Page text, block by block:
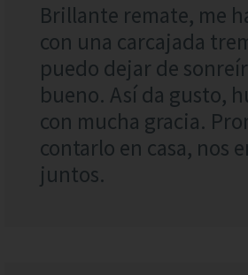
Brillante remate, me
con una carcajada
puedo dejar de
bueno. Así da gusto,
con mucha gracia.
contarlo en casa, nos
juntos.